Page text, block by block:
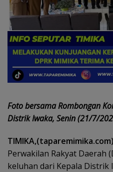
Foto bersama Rombongan
Distrik Iwaka, Senin (21/7/
TIMIKA,(taparemimika.com)
Perwakilan Rakyat Daerah
keluhan dari Kepala Distrik